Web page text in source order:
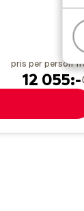
pris per person
12 055:-